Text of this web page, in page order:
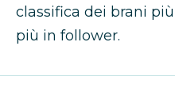
classifica dei brani
più in follower.